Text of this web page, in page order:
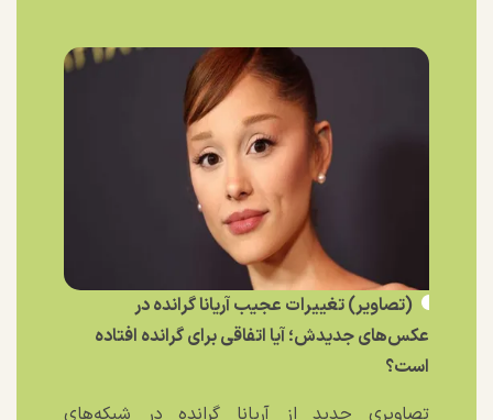
(تصاویر) تغییرات عجیب آریانا گرانده در
عکس‌های جدیدش؛ آیا اتفاقی برای گرانده افتاده
است؟
تصاویری جدید از آریانا گرانده در شبکه‌های